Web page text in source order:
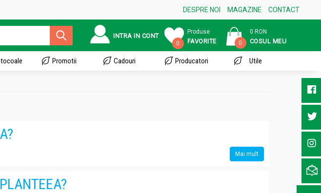
DESPRE NOI MAGAZINE CONTACT
INTRA IN CONT
0
Produse
FAVORITE 0
0 RON
COSUL MEU
Promotii Cadouri Producatori Utile
Mai mult